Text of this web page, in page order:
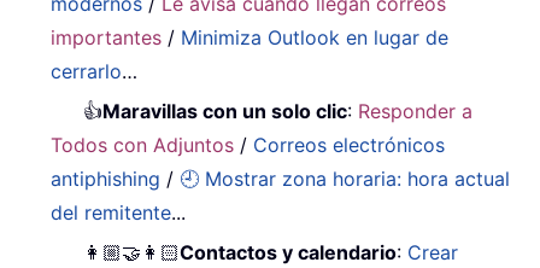
importantes / Minimiza Outlook en lugar de
cerrarlo…
👍Maravillas con un solo clic: Responder a
Todos con Adjuntos / Correos electrónicos
antiphishing / 🕘 Mostrar zona horaria: hora actual
del remitente...
👩🏼‍🤝‍👩🏻Contactos y calendario: Crear